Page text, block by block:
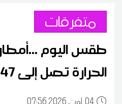
متفرقات
طقس اليوم ...أمطار
الحرارة تصل إلى 47 درجة